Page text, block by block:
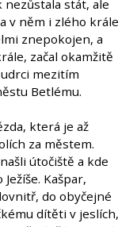
nezůstala stát, ale
v něm i zlého krále
znepokojen, a
začal okamžitě
mezitím
Betlému.
která je až
za městem.
útočiště a kde
Kašpar,
do obyčejné
dítěti v jeslích,